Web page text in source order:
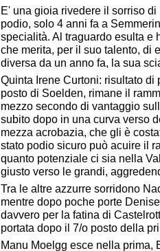
E' una gioia rivedere il sorriso
podio, solo 4 anni fa a
specialità. Al traguardo esulta e
che merita, per il suo talento, di
diversa da un anno fa, la sua
Quinta Irene Curtoni: risultato
posto di Soelden, rimane il
mezzo secondo di vantaggio
subito dopo in una curva verso
mezza acrobazia, che gli è
stato podio sicuro può acuire il
quanto potenziale ci sia nella
giusto verso le grandi,
Tra le altre azzurre sorridono
mentre dopo poche porte
davvero per la fatina di
portata dopo il 7/o posto della
Manu Moelgg esce nella prima,